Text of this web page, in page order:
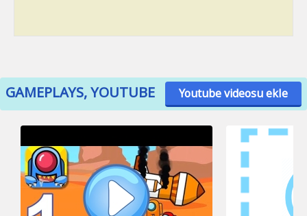
GAMEPLAYS, YOUTUBE Youtube videosu ekle